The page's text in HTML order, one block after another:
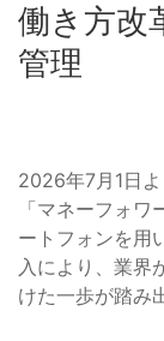
働き方改
管理
2026年7月1日
「マネーフォ
ートフォンを用
入により、業界
けた一歩が踏み